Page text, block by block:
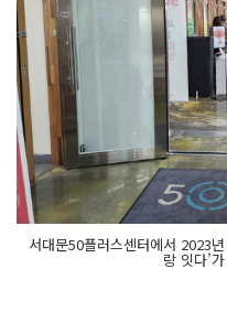
서대문50플러스센터에서 2023
랑 잇다’